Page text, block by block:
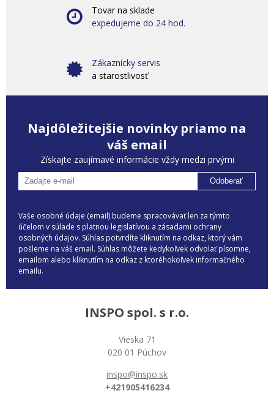
Tovar na sklade
expedujeme do 24 hod.
Zákaznícky servis
a starostlivosť
Najdôležitejšie novinky priamo na
váš email
Získajte zaujímavé informácie vždy medzi prvými
Odoberať
Vaše osobné údaje (email) budeme spracovávať len za týmto
účelom v súlade s platnou legislatívou a zásadami ochrany
osobných údajov. Súhlas potvrdíte kliknutím na odkaz, ktorý vám
pošleme na váš email. Súhlas môžete kedykoľvek odvolať písomne,
emailom alebo kliknutím na odkaz z ktoréhokoľvek informačného
emailu.
INSPO spol. s r.o.
Vieska 71
020 01 Púchov
inspo@inspo.sk
+421905416234